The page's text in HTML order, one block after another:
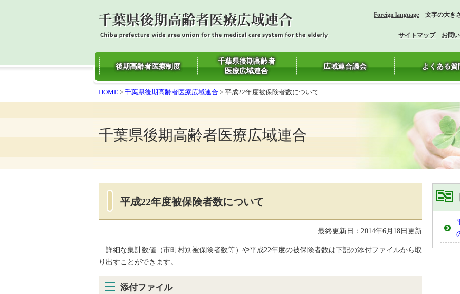
Foreign language 文字の大き
サイトマップ お問
後期高齢者医療制度
千葉県後期高齢者
医療広域連合
広域連合議会 よくある質
HOME > 千葉県後期高齢者医療広域連合 > 平成22年度被保険者数について
千葉県後期高齢者医療広域連合
平成22年度被保険者数について
最終更新日：2014年6月18日更新
詳細な集計数値（市町村別被保険者数等）や平成22年度の被保険者数は下記の添付ファイルから取
り出すことができます。
添付ファイル